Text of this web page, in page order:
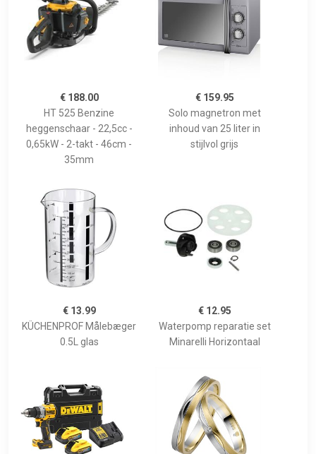
€ 188.00
HT 525 Benzine
heggenschaar - 22,5cc -
0,65kW - 2-takt - 46cm -
35mm
€ 159.95
Solo magnetron met
inhoud van 25 liter in
stijlvol grijs
€ 13.99
KÜCHENPROF Målebæger
0.5L glas
€ 12.95
Waterpomp reparatie set
Minarelli Horizontaal